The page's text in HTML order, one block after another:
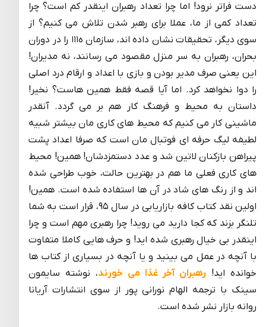
دست فراتر نرود! اما چرا تعداد رهبران اینقدر کم است؟ چرا
تعداد کمی از ما، عملا برای رهبر شدن تلاش می کنیم؟ از
سوی دیگر، تحقیقات نشان داده اند، سازمان ه۱۱ا را در دوران
بحران، رهبران به سر منزل مقصود می رسانند، نه مدیران!
این یعنی صرف مدیر بودن و بازی با اعداد و ارقام درد اصلی
را دوا نخواهد کرد. اما آیا قصه فقط همین هاست؟ نخیر!
داستان به محیط و فرهنگ کار هم بر می گردد. آنقدر
ماشینی کار می کنیم که محیط های کاری مان بیشتر شبیه
لطیفه لیگ حرفه ای فوتبال مان است که صرفا اعداد پشت
پیراهن بازکنان لاتین شد و عدد دستمزدشان! همین! محیط
های کاری فعلی ما هم در بهترین حالت، خوب طراحی شده
اند و از رنگ های شاد در آن ها استفاده شده است. همین!
اولین نقد کتاب کافه بازاریابی در سال ۹۵، قرار است به شما
تلنگر بزند که کجا دارید می روید! چرا رهبری مهم است و چرا
اینقدر بی خیال رهبری شده اید! و حرف هایی کاملا متفاوت
با آنچه در عمل می بینید و یا آنچه در بسیاری از کتاب ها
خوانده اید! رهبران آخر غذا می خورند، نوشته سایمون
سینک با ترجمه الهام نورانی پور از سوی انتشارات آریانا
روانه بازار نشر شده است.